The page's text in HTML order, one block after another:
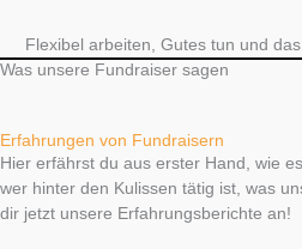
Flexibel arbeiten, Gutes tun und
Was unsere Fundraiser sagen
Erfahrungen von Fundraisern
Hier erfährst du aus erster Hand, wie
wer hinter den Kulissen tätig ist, was
dir jetzt unsere Erfahrungsberichte an!